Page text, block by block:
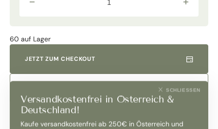
Versandkostenfrei in Österreich &
Deutschland!
Kaufe versandkostenfrei ab 250€ in Österreich und
SCHLIESSEN
Verringere
Morellino
Scansano
Riserva
Col
di
Bacche
Erhöhe
Scansano
Riserva
|
60 auf Lager
JETZT ZUM CHECKOUT